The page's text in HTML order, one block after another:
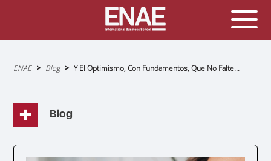
Sobrescribir
la
navegación
ENAE Blog Y El Optimismo, Con Fundamentos, Que No Falte...
Blog